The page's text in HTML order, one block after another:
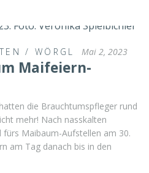
/WÖRGL Mai 2, 2023
Maifeiern-
die Brauchtumspfleger rund
mehr! Nach nasskalten
Maibaum-Aufstellen am 30.
am Tag danach bis in den